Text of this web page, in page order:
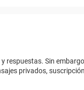
respuestas. Sin
privados,